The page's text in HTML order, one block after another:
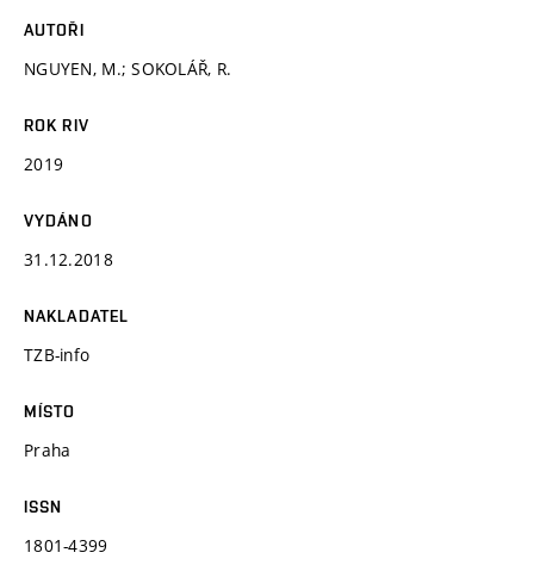
AUTOŘI
NGUYEN, M.; SOKOLÁŘ, R.
ROK RIV
2019
VYDÁNO
31.12.2018
NAKLADATEL
TZB-info
MÍSTO
Praha
ISSN
1801-4399